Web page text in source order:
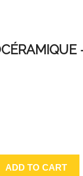
ADD TO CART